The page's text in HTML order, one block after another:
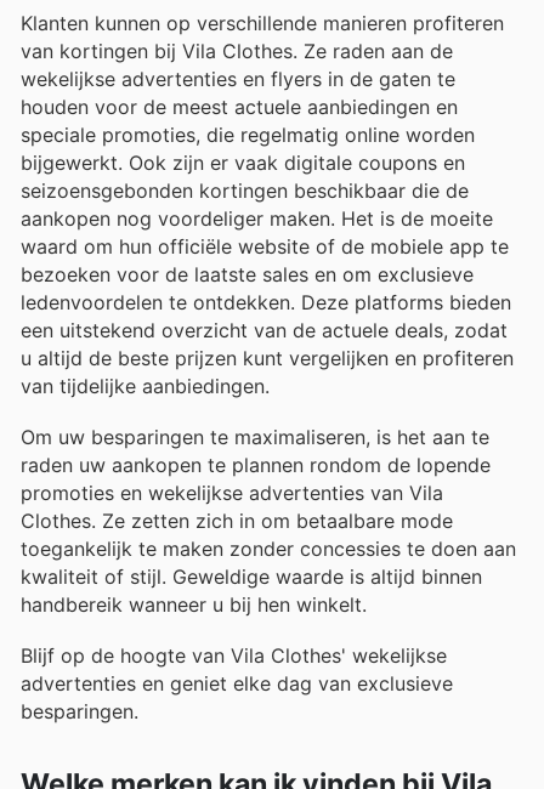
Klanten kunnen op verschillende manieren profiteren
van kortingen bij Vila Clothes. Ze raden aan de
wekelijkse advertenties en flyers in de gaten te
houden voor de meest actuele aanbiedingen en
speciale promoties, die regelmatig online worden
bijgewerkt. Ook zijn er vaak digitale coupons en
seizoensgebonden kortingen beschikbaar die de
aankopen nog voordeliger maken. Het is de moeite
waard om hun officiële website of de mobiele app te
bezoeken voor de laatste sales en om exclusieve
ledenvoordelen te ontdekken. Deze platforms bieden
een uitstekend overzicht van de actuele deals, zodat
u altijd de beste prijzen kunt vergelijken en profiteren
van tijdelijke aanbiedingen.
Om uw besparingen te maximaliseren, is het aan te
raden uw aankopen te plannen rondom de lopende
promoties en wekelijkse advertenties van Vila
Clothes. Ze zetten zich in om betaalbare mode
toegankelijk te maken zonder concessies te doen aan
kwaliteit of stijl. Geweldige waarde is altijd binnen
handbereik wanneer u bij hen winkelt.
Blijf op de hoogte van Vila Clothes' wekelijkse
advertenties en geniet elke dag van exclusieve
besparingen.